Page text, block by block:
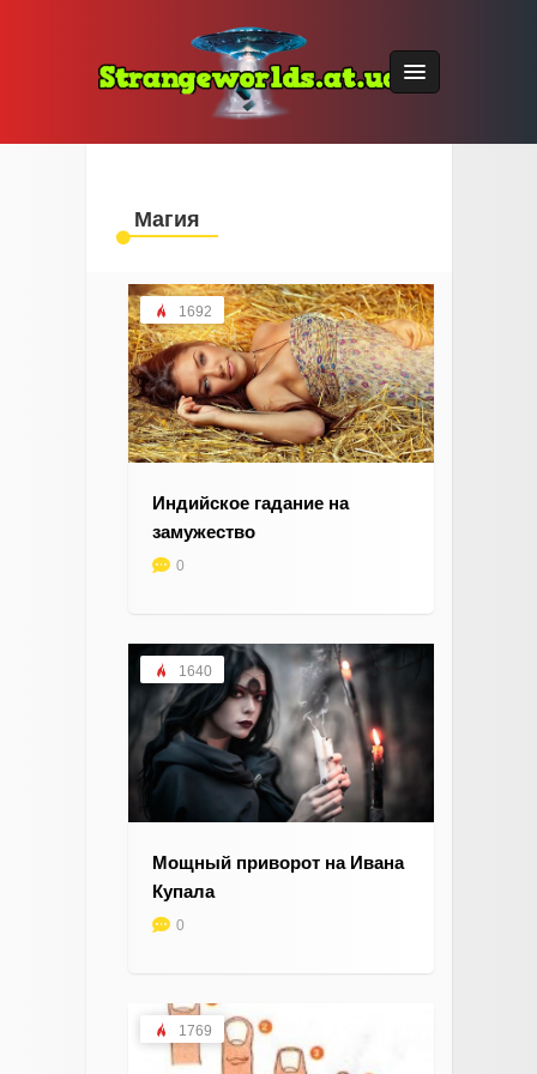
Магия
1692
Индийское гадание на
замужество
0
1640
Мощный приворот на Ивана
Купала
0
1769